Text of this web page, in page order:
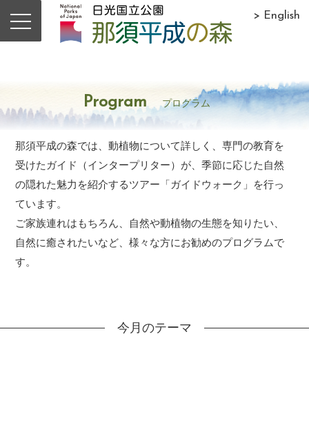
> English
Program プログラム
那須平成の森では、動植物について詳しく、専門の教育を
受けたガイド（インタープリター）が、季節に応じた自然
の隠れた魅力を紹介するツアー「ガイドウォーク」を行っ
ています。
ご家族連れはもちろん、自然や動植物の生態を知りたい、
自然に癒されたいなど、様々な方にお勧めのプログラムで
す。
今月のテーマ